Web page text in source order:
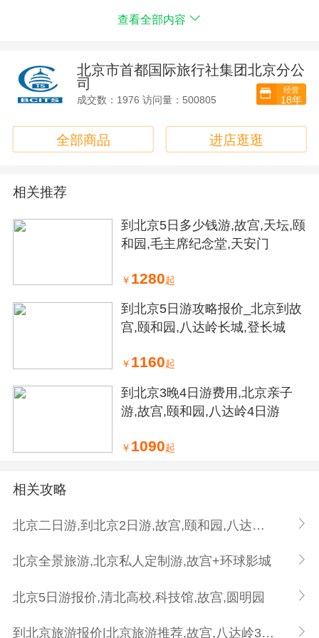
>>导服：导游服务, 导游为有偿服务，导服费用为全程10
>>交通：客人自行订购往返北京大交通。
查看全部内容
北京市首都国际旅行社集团北京分公
司
成交数：1976 访问量：500805
经营
18年
全部商品 进店逛逛
相关推荐
到北京5日多少钱游,故宫,天坛,颐
和园,毛主席纪念堂,天安门
￥ 1280起
到北京5日游攻略报价_北京到故
宫,颐和园,八达岭长城,登长城
￥ 1160起
到北京3晚4日游费用,北京亲子
游,故宫,颐和园,八达岭4日游
￥ 1090起
相关攻略
北京二日游,到北京2日游,故宫,颐和园,八达岭长城
北京全景旅游,北京私人定制游,故宫+环球影城
北京5日游报价,清北高校,科技馆,故宫,圆明园
到北京旅游报价|北京旅游推荐,故宫,八达岭3日游